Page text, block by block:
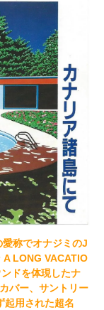
称でオナジミのJ
A LONG VACATIO
ドを体現したナ
バー、サントリー
起用された超名